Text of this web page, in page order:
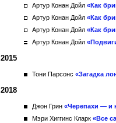
Артур Конан Дойл «Как
Артур Конан Дойл «Как
Артур Конан Дойл «Как
Артур Конан Дойл
2015
Тони Парсонс «Загадка
2018
Джон Грин «Черепахи — и
Мэри Хиггинс Кларк «Все